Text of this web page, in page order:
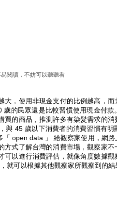
閱讀，不妨可以聽聽看
，使用非現金支付的比例越高，而
的民眾還是比較習慣使用現金付款
的商品，推測許多有染髮需求的消
與 45 歲以下消費者的消費習慣有明
open data 」 給觀察家使用，網
式了解台灣的消費市場，觀察家不
以進行消費評估，就像角度數據觀
就可以根據其他觀察家所觀察到的